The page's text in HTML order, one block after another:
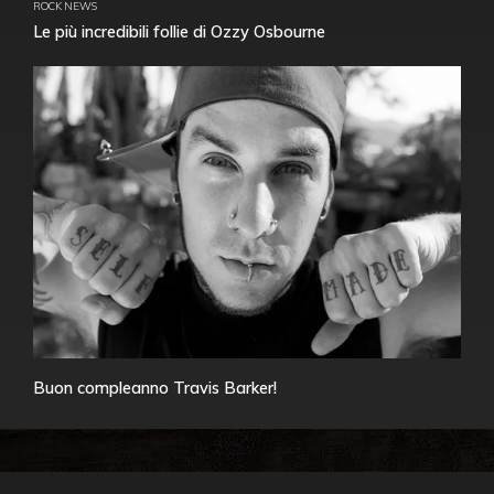
ROCK NEWS
Le più incredibili follie di Ozzy Osbourne
Buon compleanno Travis Barker!